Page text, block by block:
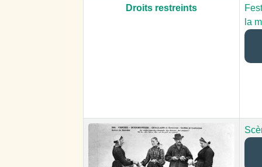
Droits restreints
la